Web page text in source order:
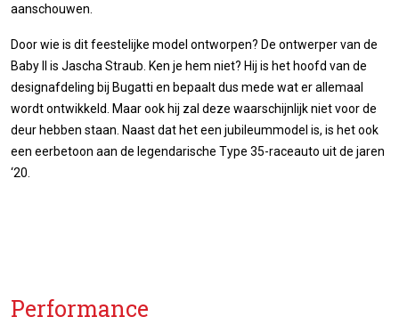
aanschouwen.
Door wie is dit feestelijke model ontworpen? De ontwerper van de
Baby II is Jascha Straub. Ken je hem niet? Hij is het hoofd van de
designafdeling bij Bugatti en bepaalt dus mede wat er allemaal
wordt ontwikkeld. Maar ook hij zal deze waarschijnlijk niet voor de
deur hebben staan. Naast dat het een jubileummodel is, is het ook
een eerbetoon aan de legendarische Type 35-raceauto uit de jaren
‘20.
Performance